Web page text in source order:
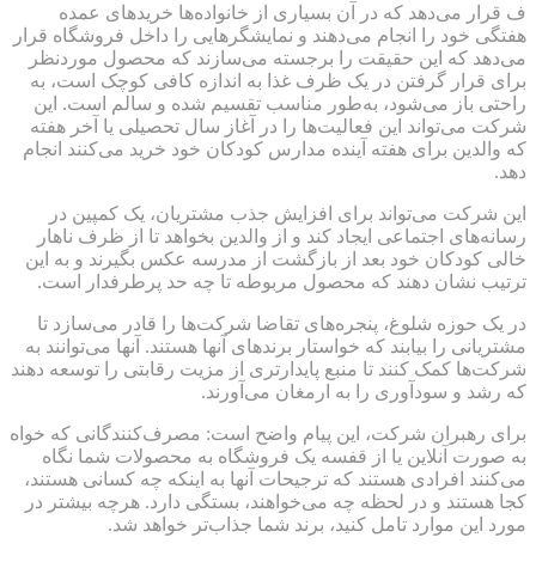
ف قرار می‌دهد که در آن بسیاری از خانواده‌ها خرید‌های عمده
هفتگی خود را انجام می‌دهند و نمایشگرهایی را داخل فروشگاه قرار
می‌دهد که این حقیقت را برجسته می‌سازند که محصول موردنظر
برای قرار گرفتن در یک ظرف غذا به اندازه کافی کوچک است، به
راحتی باز می‌شود، به‌طور مناسب تقسیم شده و سالم است. این
شرکت می‌تواند این فعالیت‌ها را در آغاز سال تحصیلی یا آخر هفته
که والدین برای هفته آینده مدارس کودکان خود خرید می‌کنند انجام
دهد.
این شرکت می‌تواند برای افزایش جذب مشتریان، یک کمپین در
رسانه‌های اجتماعی ایجاد کند و از والدین بخواهد تا از ظرف ناهار
خالی کودکان خود بعد از بازگشت از مدرسه عکس بگیرند و به این
ترتیب نشان دهند که محصول مربوطه تا چه حد پرطرفدار است.
در یک حوزه شلوغ، پنجره‌های تقاضا شرکت‌ها را قادر می‌سازد تا
مشتریانی را بیابند که خواستار برندهای آنها هستند. آنها می‌توانند به
شرکت‌ها کمک کنند تا منبع پایدارتری از مزیت رقابتی را توسعه دهند
که رشد و سودآوری را به ارمغان می‌آورند.
برای رهبران شرکت، این پیام واضح است: مصرف‌کنندگانی که خواه
به صورت آنلاین یا از قفسه یک فروشگاه به محصولات شما نگاه
می‌کنند افرادی هستند که ترجیحات آنها به اینکه چه کسانی هستند،
کجا هستند و در لحظه چه می‌خواهند، بستگی دارد. هرچه بیشتر در
مورد این موارد تامل کنید، برند شما جذاب‌تر خواهد شد.